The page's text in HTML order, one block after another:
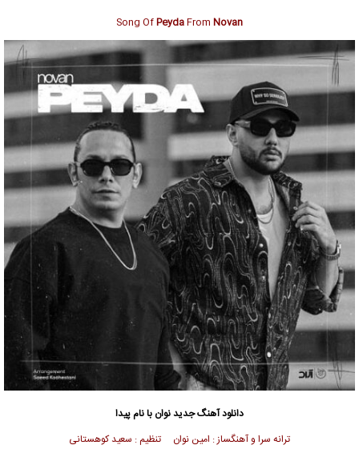
Song OfPeydaFrom Novan
دانلود آهنگ جدیدنوان با نام پیدا
ترانه سرا و آهنگساز : امین نوان تنظیم : سعید کوهستانی